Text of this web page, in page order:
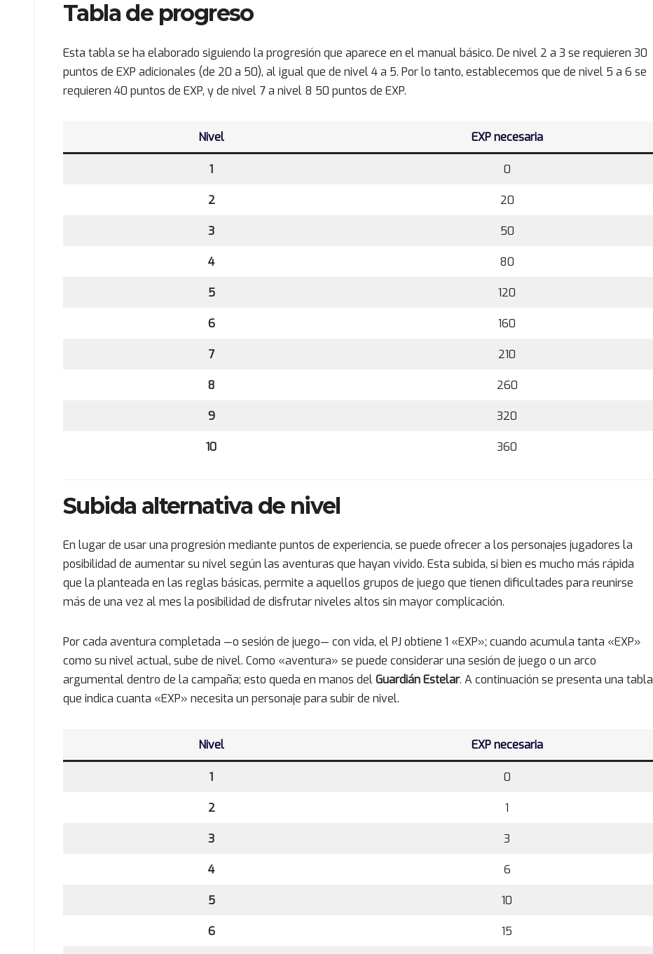
Tabla de progreso
Esta tabla se ha elaborado siguiendo la progresión que aparece en el manual básico. De nivel 2 a 3 se requieren 30
puntos de EXP adicionales (de 20 a 50), al igual que de nivel 4 a 5. Por lo tanto, establecemos que de nivel 5 a 6 se
requieren 40 puntos de EXP, y de nivel 7 a nivel 8 50 puntos de EXP.
Nivel EXP necesaria
1 0
2 20
3 50
4 80
5 120
6 160
7 210
8 260
9 320
10 360
Subida alternativa de nivel
En lugar de usar una progresión mediante puntos de experiencia, se puede ofrecer a los personajes jugadores la
posibilidad de aumentar su nivel según las aventuras que hayan vivido. Esta subida, si bien es mucho más rápida
que la planteada en las reglas básicas, permite a aquellos grupos de juego que tienen dificultades para reunirse
más de una vez al mes la posibilidad de disfrutar niveles altos sin mayor complicación.
Por cada aventura completada —o sesión de juego— con vida, el PJ obtiene 1 «EXP»; cuando acumula tanta «EXP»
como su nivel actual, sube de nivel. Como «aventura» se puede considerar una sesión de juego o un arco
argumental dentro de la campaña; esto queda en manos delGuardián Estelar. A continuación se presenta una tabla
que indica cuanta «EXP» necesita un personaje para subir de nivel.
Nivel EXP necesaria
1 0
2 1
3 3
4 6
5 10
6 15